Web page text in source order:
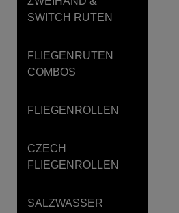
SWITCH RUTEN
FLIEGENRUTEN
COMBOS
FLIEGENROLLEN
CZECH
FLIEGENROLLEN
SALZWASSER